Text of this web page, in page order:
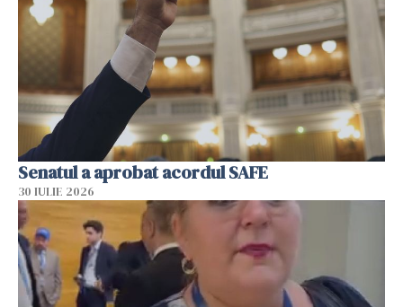
Senatul a aprobat acordul SAFE
30 IULIE 2026